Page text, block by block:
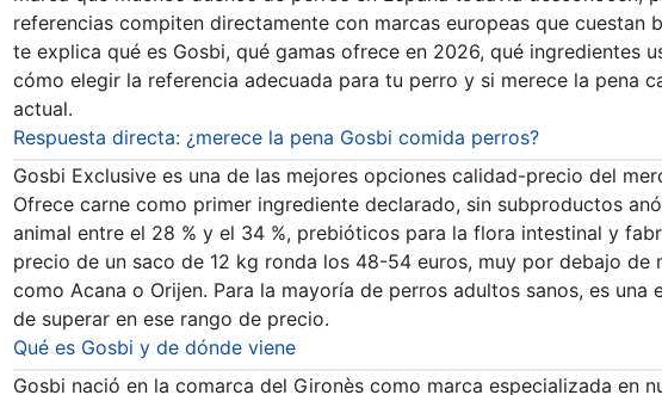
referencias compiten directamente con marcas europeas que cuestan
te explica qué es Gosbi, qué gamas ofrece en 2026, qué ingredientes
cómo elegir la referencia adecuada para tu perro y si merece la pena
actual.
Respuesta directa: ¿merece la pena Gosbi comida perros?
Gosbi Exclusive es una de las mejores opciones calidad-precio del
Ofrece carne como primer ingrediente declarado, sin subproductos
animal entre el 28 % y el 34 %, prebióticos para la flora intestinal y
precio de un saco de 12 kg ronda los 48-54 euros, muy por debajo de
como Acana o Orijen. Para la mayoría de perros adultos sanos, es una
de superar en ese rango de precio.
Qué es Gosbi y de dónde viene
Gosbi nació en la comarca del Gironès como marca especializada en